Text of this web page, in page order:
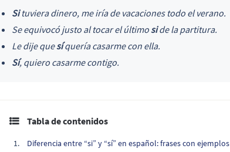
Situviera dinero, me iría de vacaciones todo el verano.
Se equivocó justo al tocar el últimoside la partitura.
Le dije quesíquería casarme con ella.
Sí, quiero casarme contigo.
Tabla de contenidos
Diferencia entre “si” y “sí” en español: frases con ejemplos